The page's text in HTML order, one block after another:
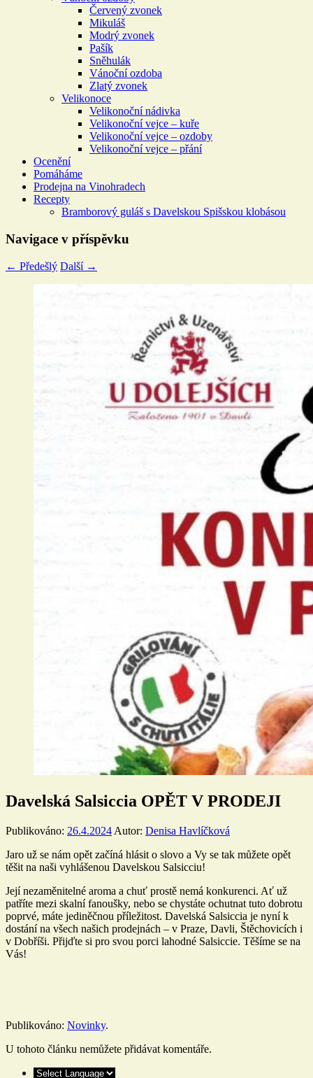
Červený zvonek
Mikuláš
Modrý zvonek
Pašík
Sněhulák
Vánoční ozdoba
Zlatý zvonek
Velikonoce
Velikonoční nádivka
Velikonoční vejce – kuře
Velikonoční vejce – ozdoby
Velikonoční vejce – přání
Ocenění
Pomáháme
Prodejna na Vinohradech
Recepty
Bramborový guláš s Davelskou Spišskou klobásou
Navigace v příspěvku
← Předešlý Další →
Davelská Salsiccia OPĚT V PRODEJI
Publikováno: 26.4.2024 Autor: Denisa Havlíčková
Jaro už se nám opět začíná hlásit o slovo a Vy se tak můžete opět
těšit na naši vyhlášenou Davelskou Salsicciu!
Její nezaměnitelné aroma a chuť prostě nemá konkurenci. Ať už
patříte mezi skalní fanoušky, nebo se chystáte ochutnat tuto dobrotu
poprvé, máte jediněčnou příležitost. Davelská Salsiccia je nyní k
dostání na všech našich prodejnách – v Praze, Davli, Štěchovicích i
v Dobříši. Přijďte si pro svou porci lahodné Salsiccie. Těšíme se na
Vás!
Publikováno: Novinky.
U tohoto článku nemůžete přidávat komentáře.